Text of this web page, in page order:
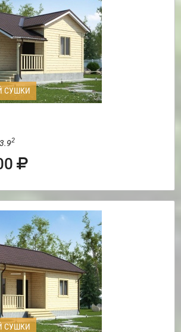
СУШКИ
2
СУШКИ